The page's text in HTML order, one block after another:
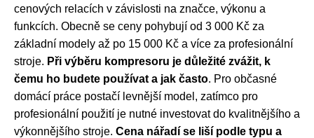
cenových relacích v závislosti na značce, výkonu a
funkcích. Obecně se ceny pohybují od 3 000 Kč za
základní modely až po 15 000 Kč a více za profesionální
stroje. Při výběru kompresoru je důležité zvážit, k
čemu ho budete používat a jak často. Pro občasné
domácí práce postačí levnější model, zatímco pro
profesionální použití je nutné investovat do kvalitnějšího a
výkonnějšího stroje. Cena nářadí se liší podle typu a